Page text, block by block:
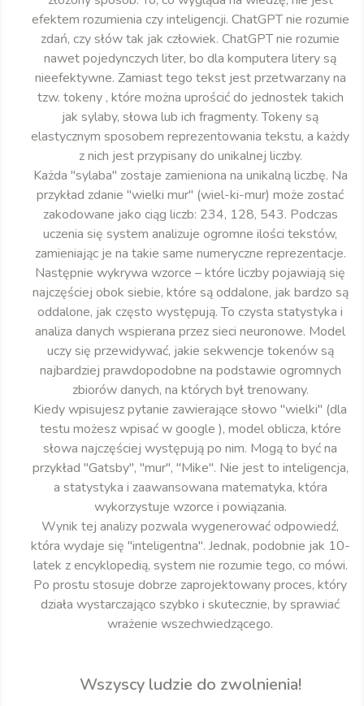
efektem rozumienia czy inteligencji. ChatGPT nie rozumie
zdań, czy słów tak jak człowiek. ChatGPT nie rozumie
nawet pojedynczych liter, bo dla komputera litery są
nieefektywne. Zamiast tego tekst jest przetwarzany na
tzw. tokeny , które można uprościć do jednostek takich
jak sylaby, słowa lub ich fragmenty. Tokeny są
elastycznym sposobem reprezentowania tekstu, a każdy
z nich jest przypisany do unikalnej liczby.
Każda "sylaba" zostaje zamieniona na unikalną liczbę. Na
przykład zdanie "wielki mur" (wiel-ki-mur) może zostać
zakodowane jako ciąg liczb: 234, 128, 543. Podczas
uczenia się system analizuje ogromne ilości tekstów,
zamieniając je na takie same numeryczne reprezentacje.
Następnie wykrywa wzorce – które liczby pojawiają się
najczęściej obok siebie, które są oddalone, jak bardzo są
oddalone, jak często występują. To czysta statystyka i
analiza danych wspierana przez sieci neuronowe. Model
uczy się przewidywać, jakie sekwencje tokenów są
najbardziej prawdopodobne na podstawie ogromnych
zbiorów danych, na których był trenowany.
Kiedy wpisujesz pytanie zawierające słowo "wielki" (dla
testu możesz wpisać w google ), model oblicza, które
słowa najczęściej występują po nim. Mogą to być na
przykład "Gatsby", "mur", "Mike". Nie jest to inteligencja,
a statystyka i zaawansowana matematyka, która
wykorzystuje wzorce i powiązania.
Wynik tej analizy pozwala wygenerować odpowiedź,
która wydaje się "inteligentna". Jednak, podobnie jak 10-
latek z encyklopedią, system nie rozumie tego, co mówi.
Po prostu stosuje dobrze zaprojektowany proces, który
działa wystarczająco szybko i skutecznie, by sprawiać
wrażenie wszechwiedzącego.
Wszyscy ludzie do zwolnienia!